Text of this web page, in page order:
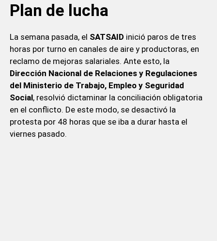
Plan de lucha
La semana pasada, el SATSAID inició paros de tres
horas por turno en canales de aire y productoras, en
reclamo de mejoras salariales. Ante esto, la
Dirección Nacional de Relaciones y Regulaciones
del Ministerio de Trabajo, Empleo y Seguridad
Social, resolvió dictaminar la conciliación obligatoria
en el conflicto. De este modo, se desactivó la
protesta por 48 horas que se iba a durar hasta el
viernes pasado.